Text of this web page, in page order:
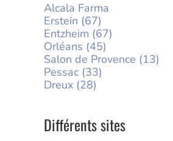
Alcala Farma
Erstein (67)
Entzheim (67)
Orléans (45)
Salon de Provence (13)
Pessac (33)
Dreux (28)
Différents sites